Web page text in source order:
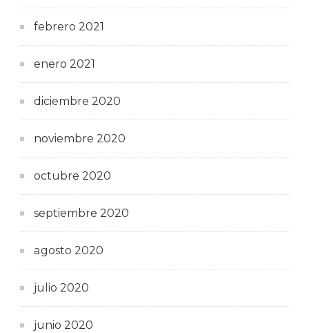
febrero 2021
enero 2021
diciembre 2020
noviembre 2020
octubre 2020
septiembre 2020
agosto 2020
julio 2020
junio 2020